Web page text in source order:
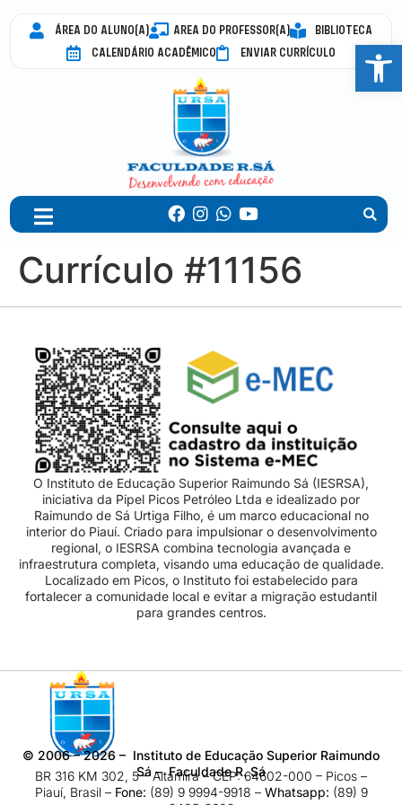
ÁREA DO ALUNO(A) AREA DO PROFESSOR(A)
BIBLIOTECA
CALENDÁRIO ACADÊMICO
ENVIAR CURRÍCULO
Currículo #11156
O Instituto de Educação Superior Raimundo Sá (IESRSA),
iniciativa da Pipel Picos Petróleo Ltda e idealizado por
Raimundo de Sá Urtiga Filho, é um marco educacional no
interior do Piauí. Criado para impulsionar o desenvolvimento
regional, o IESRSA combina tecnologia avançada e
infraestrutura completa, visando uma educação de qualidade.
Localizado em Picos, o Instituto foi estabelecido para
fortalecer a comunidade local e evitar a migração estudantil
para grandes centros.
© 2006 – 2026 – Instituto de Educação Superior Raimundo
Sá – Faculdade R. Sá
BR 316 KM 302, 5 – Altamira – CEP: 64602-000 – Picos –
Piauí, Brasil – Fone: (89) 9 9994-9918​ – Whatsapp: (89) 9
Abrir